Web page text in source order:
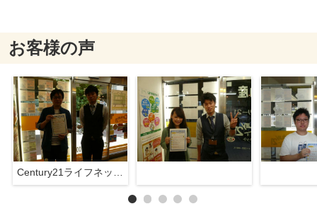
お客様の声
Century21ライフネット新大阪店